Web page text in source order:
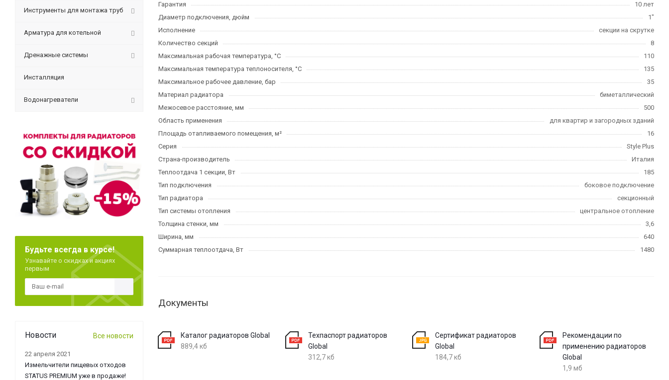
Гарантия
10 лет
Диаметр подключения, дюйм
1"
Исполнение
секции на скрутке
Количество секций
8
Максимальная рабочая температура, °C
110
Максимальная температура теплоносителя, °C
135
Максимальное рабочее давление, бар
35
Материал радиатора
биметаллический
Межосевое расстояние, мм
500
Область применения
для квартир и загородных зданий
Площадь отапливаемого помещения, м²
16
Серия
Style Plus
Страна-производитель
Италия
Теплоотдача 1 секции, Вт
185
Тип подключения
боковое подключение
Тип радиатора
секционный
Тип системы отопления
центральное отопление
Толщина стенки, мм
3,6
Ширина, мм
640
Суммарная теплоотдача, Вт
1480
Документы
Каталог радиаторов Global
889,4 кб
Техпаспорт радиаторов
Global
312,7 кб
Сертификат радиаторов
Global
184,7 кб
Рекомендации по
применению радиаторов
Global
1,9 мб
Инструменты для монтажа труб
Арматура для котельной
Дренажные системы
Инсталляция
Водонагреватели
Будьте всегда в курсе!
Узнавайте о скидках и акциях
первым
Новости Все новости
22 апреля 2021
Измельчители пищевых отходов
STATUS PREMIUM уже в продаже!